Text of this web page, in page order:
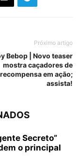
Próximo artigo
Bebop | Novo teaser
mostra caçadores de
recompensa em ação;
assista!
Secreto”
o principal